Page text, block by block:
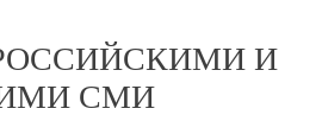
И
СМИ